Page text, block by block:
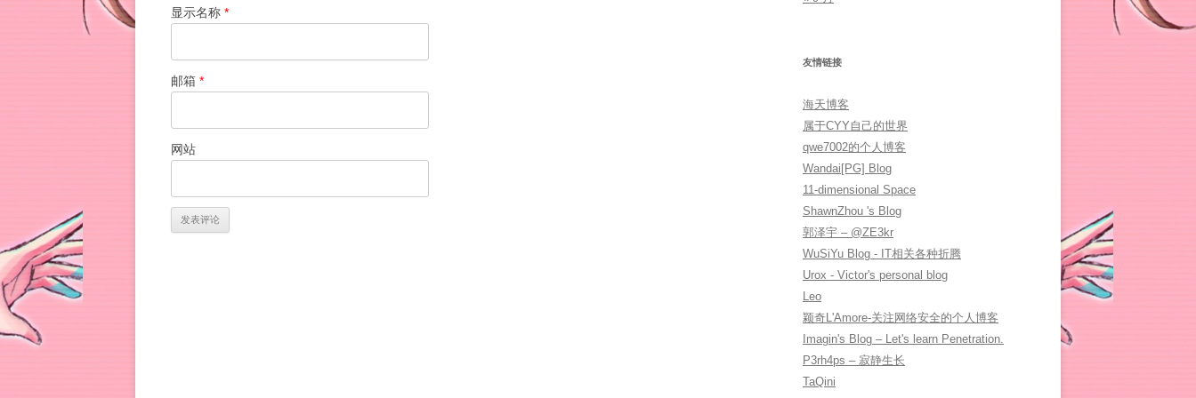
显示名称 *
邮箱 *
网站
友情链接
海天博客
属于CYY自己的世界
qwe7002的个人博客
Wandai[PG] Blog
11-dimensional Space
ShawnZhou 's Blog
郭泽宇 – @ZE3kr
WuSiYu Blog - IT相关各种折腾
Urox - Victor's personal blog
Leo
颖奇L'Amore-关注网络安全的个人博客
Imagin's Blog – Let's learn Penetration.
P3rh4ps – 寂静生长
TaQini